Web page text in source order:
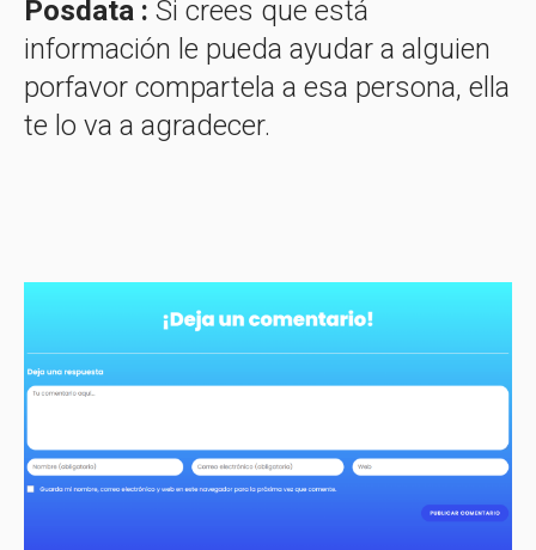
Posdata : Si crees que está
información le pueda ayudar a alguien
porfavor compartela a esa persona, ella
te lo va a agradecer.